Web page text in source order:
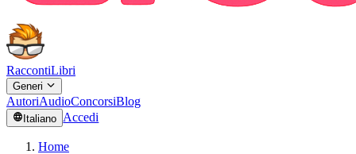
RaccontiLibri
Generi
AutoriAudioConcorsiBlog
Italiano Accedi
Home